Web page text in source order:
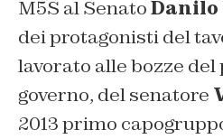
M5S al Senato
dei protagonisti del
lavorato alle bozze
governo, del senatore
2013 primo